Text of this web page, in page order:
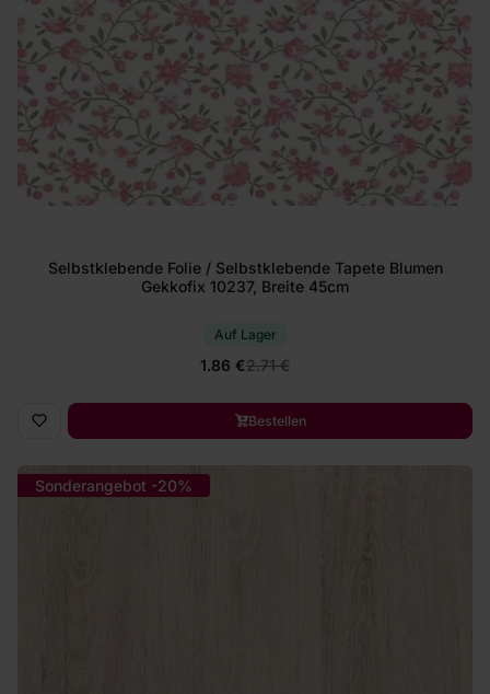
Selbstklebende Folie / Selbstklebende Tapete Blumen
Gekkofix 10237, Breite 45cm
Auf Lager
1.86 €2.71 €
Bestellen
Sonderangebot -20%